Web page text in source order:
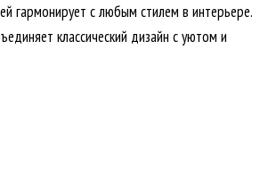
гармонирует с любым стилем в интерьере.
классический дизайн с уютом и